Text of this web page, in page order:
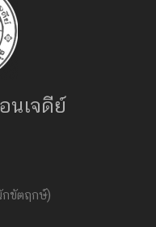
นเจดีย์
ขัตฤกษ์)